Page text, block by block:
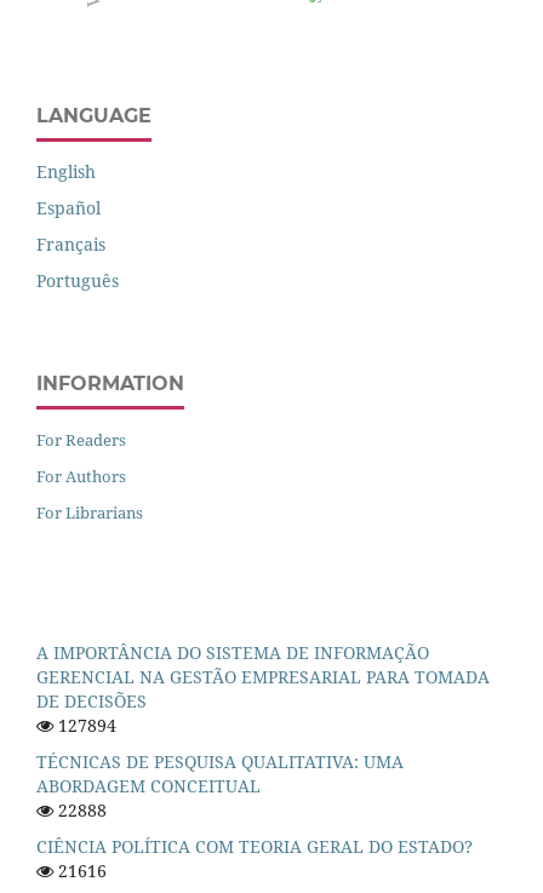
LANGUAGE
English
Español
Français
Português
INFORMATION
For Readers
For Authors
For Librarians
A IMPORTÂNCIA DO SISTEMA DE INFORMAÇÃO
GERENCIAL NA GESTÃO EMPRESARIAL PARA TOMADA
DE DECISÕES
127894
TÉCNICAS DE PESQUISA QUALITATIVA: UMA
ABORDAGEM CONCEITUAL
22888
CIÊNCIA POLÍTICA COM TEORIA GERAL DO ESTADO?
21616